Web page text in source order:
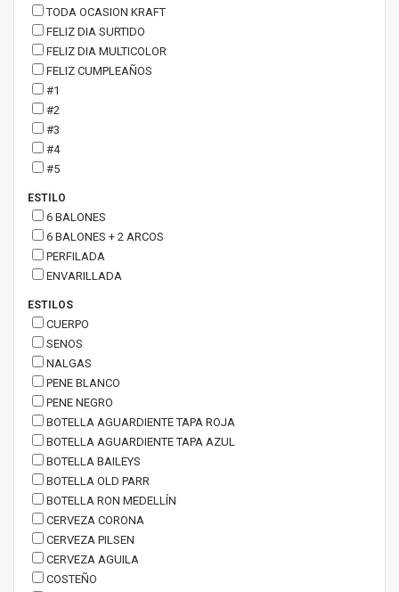
TODA OCASION KRAFT
FELIZ DIA SURTIDO
FELIZ DIA MULTICOLOR
FELIZ CUMPLEAÑOS
#1
#2
#3
#4
#5
ESTILO
6 BALONES
6 BALONES + 2 ARCOS
PERFILADA
ENVARILLADA
ESTILOS
CUERPO
SENOS
NALGAS
PENE BLANCO
PENE NEGRO
BOTELLA AGUARDIENTE TAPA ROJA
BOTELLA AGUARDIENTE TAPA AZUL
BOTELLA BAILEYS
BOTELLA OLD PARR
BOTELLA RON MEDELLÍN
CERVEZA CORONA
CERVEZA PILSEN
CERVEZA AGUILA
COSTEÑO